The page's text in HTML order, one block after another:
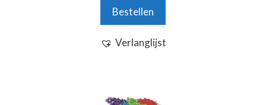
Bestellen
Verlanglijst